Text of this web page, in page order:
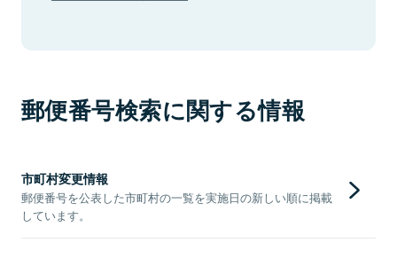
郵便番号検索に関する情報
市町村変更情報
郵便番号を公表した市町村の一覧を実施日の新しい順に掲載
しています。